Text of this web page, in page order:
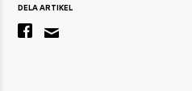
DELA ARTIKEL